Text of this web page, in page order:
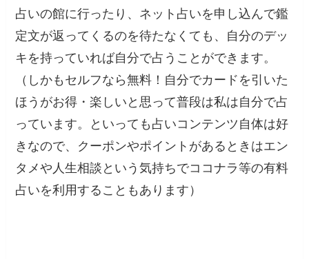
占いの館に行ったり、ネット占いを申し込んで鑑
定文が返ってくるのを待たなくても、自分のデッ
キを持っていれば自分で占うことができます。
（しかもセルフなら無料！自分でカードを引いた
ほうがお得・楽しいと思って普段は私は自分で占
っています。といっても占いコンテンツ自体は好
きなので、クーポンやポイントがあるときはエン
タメや人生相談という気持ちでココナラ等の有料
占いを利用することもあります）